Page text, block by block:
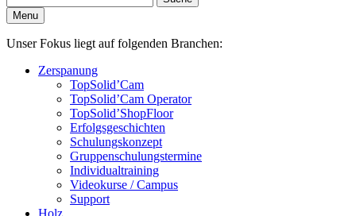
Menu
Unser Fokus liegt auf folgenden Branchen:
Zerspanung
TopSolid’Cam
TopSolid’Cam Operator
TopSolid’ShopFloor
Erfolgsgeschichten
Schulungskonzept
Gruppenschulungstermine
Individualtraining
Videokurse / Campus
Support